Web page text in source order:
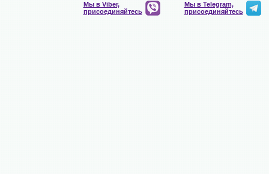
Мы в Viber,
присоединяйтесь
Мы в Telegram,
присоединяйтесь